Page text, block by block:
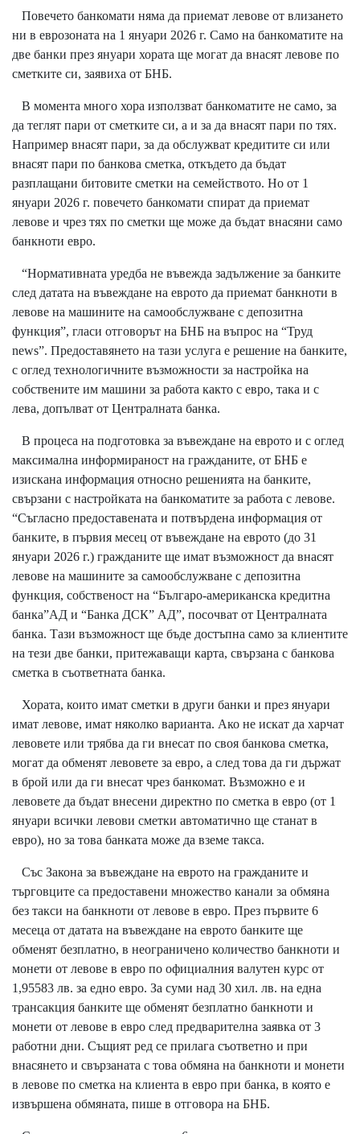
Повечето банкомати няма да приемат левове от влизането
ни в еврозоната на 1 януари 2026 г. Само на банкоматите на
две банки през януари хората ще могат да внасят левове по
сметките си, заявиха от БНБ.
В момента много хора използват банкоматите не само, за
да теглят пари от сметките си, а и за да внасят пари по тях.
Например внасят пари, за да обслужват кредитите си или
внасят пари по банкова сметка, откъдето да бъдат
разплащани битовите сметки на семейството. Но от 1
януари 2026 г. повечето банкомати спират да приемат
левове и чрез тях по сметки ще може да бъдат внасяни само
банкноти евро.
“Нормативната уредба не въвежда задължение за банките
след датата на въвеждане на еврото да приемат банкноти в
левове на машините на самообслужване с депозитна
функция”, гласи отговорът на БНБ на въпрос на “Труд
news”. Предоставянето на тази услуга е решение на банките,
с оглед технологичните възможности за настройка на
собствените им машини за работа както с евро, така и с
лева, допълват от Централната банка.
В процеса на подготовка за въвеждане на еврото и с оглед
максимална информираност на гражданите, от БНБ е
изискана информация относно решенията на банките,
свързани с настройката на банкоматите за работа с левове.
“Съгласно предоставената и потвърдена информация от
банките, в първия месец от въвеждане на еврото (до 31
януари 2026 г.) гражданите ще имат възможност да внасят
левове на машините за самообслужване с депозитна
функция, собственост на “Българо-американска кредитна
банка”АД и “Банка ДСК” АД”, посочват от Централната
банка. Тази възможност ще бъде достъпна само за клиентите
на тези две банки, притежаващи карта, свързана с банкова
сметка в съответната банка.
Хората, които имат сметки в други банки и през януари
имат левове, имат няколко варианта. Ако не искат да харчат
левовете или трябва да ги внесат по своя банкова сметка,
могат да обменят левовете за евро, а след това да ги държат
в брой или да ги внесат чрез банкомат. Възможно е и
левовете да бъдат внесени директно по сметка в евро (от 1
януари всички левови сметки автоматично ще станат в
евро), но за това банката може да вземе такса.
Със Закона за въвеждане на еврото на гражданите и
търговците са предоставени множество канали за обмяна
без такси на банкноти от левове в евро. През първите 6
месеца от датата на въвеждане на еврото банките ще
обменят безплатно, в неограничено количество банкноти и
монети от левове в евро по официалния валутен курс от
1,95583 лв. за едно евро. За суми над 30 хил. лв. на една
трансакция банките ще обменят безплатно банкноти и
монети от левове в евро след предварителна заявка от 3
работни дни. Същият ред се прилага съответно и при
внасянето и свързаната с това обмяна на банкноти и монети
в левове по сметка на клиента в евро при банка, в която е
извършена обмяната, пише в отговора на БНБ.